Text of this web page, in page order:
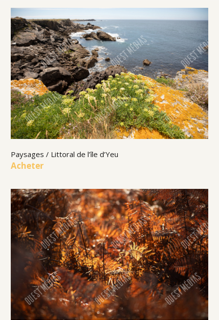
Paysages / Littoral de l’île d’Yeu
Acheter